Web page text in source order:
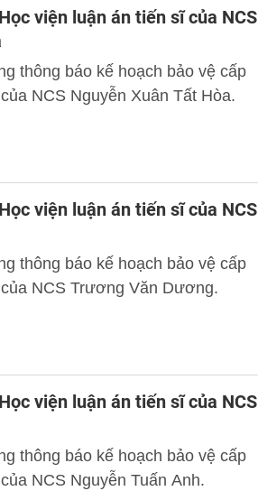
viện luận án tiến sĩ của NCS
thông báo kế hoạch bảo vệ cấp
NCS Nguyễn Xuân Tất Hòa.
viện luận án tiến sĩ của NCS
thông báo kế hoạch bảo vệ cấp
NCS Trương Văn Dương.
viện luận án tiến sĩ của NCS
thông báo kế hoạch bảo vệ cấp
NCS Nguyễn Tuấn Anh.